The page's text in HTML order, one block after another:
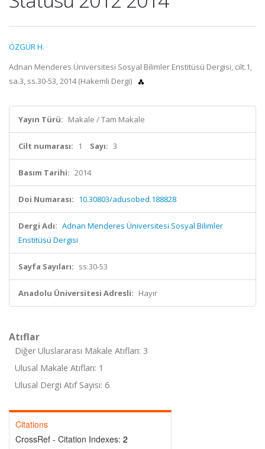
ÖZGÜR H.
Adnan Menderes Üniversitesi Sosyal Bilimler Enstitüsü Dergisi, cilt.1,
sa.3, ss.30-53, 2014 (Hakemli Dergi)
Yayın Türü: Makale / Tam Makale
Cilt numarası: 1 Sayı: 3
Basım Tarihi: 2014
Doi Numarası: 10.30803/adusobed.188828
Dergi Adı: Adnan Menderes Üniversitesi Sosyal Bilimler
Enstitüsü Dergisi
Sayfa Sayıları: ss.30-53
Anadolu Üniversitesi Adresli: Hayır
Atıflar
Diğer Uluslararası Makale Atıfları: 3
Ulusal Makale Atıfları: 1
Ulusal Dergi Atıf Sayısı: 6
Citations
CrossRef - Citation Indexes: 2